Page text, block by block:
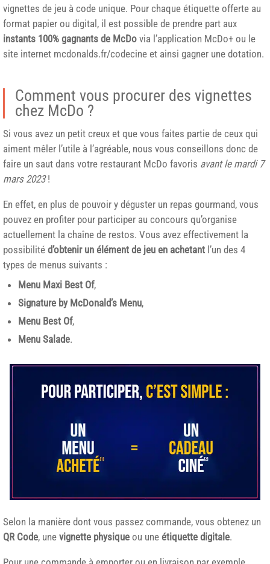
vignettes de jeu à code unique. Pour chaque étiquette offerte au
format papier ou digital, il est possible de prendre part aux
instants 100% gagnants de McDo via l’application McDo+ ou le
site internet mcdonalds.fr/codecine et ainsi gagner une dotation.
Comment vous procurer des vignettes
chez McDo ?
Si vous avez un petit creux et que vous faites partie de ceux qui
aiment mêler l’utile à l’agréable, nous vous conseillons donc de
faire un saut dans votre restaurant McDo favoris avant le mardi 7
mars 2023!
En effet, en plus de pouvoir y déguster un repas gourmand, vous
pouvez en profiter pour participer au concours qu’organise
actuellement la chaîne de restos. Vous avez effectivement la
possibilité d’obtenir un élément de jeu en achetant l’un des 4
types de menus suivants :
Menu Maxi Best Of,
Signature by McDonald’s Menu,
Menu Best Of,
Menu Salade.
Selon la manière dont vous passez commande, vous obtenez un
QR Code, une vignette physique ou une étiquette digitale.